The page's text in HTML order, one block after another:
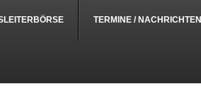
TERMINE / NACHRICHTEN